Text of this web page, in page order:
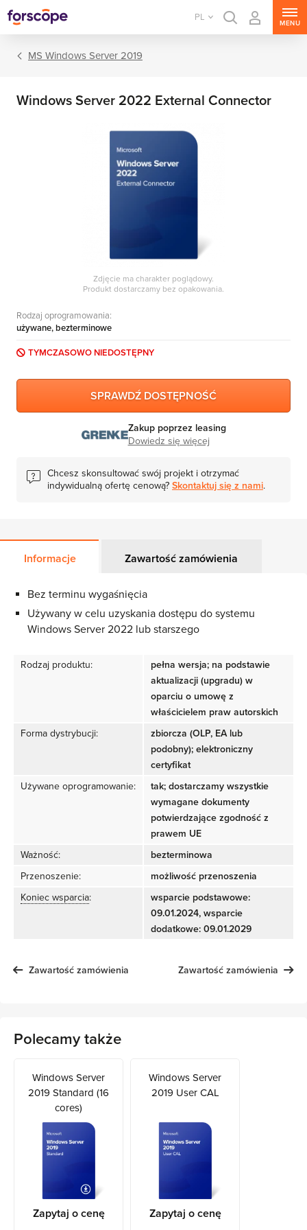
PL
MENU
MS Exchange Server
MS SharePoint Server
MS Skype for Business Server
MS Windows Server 2019
Windows Server 2022 External Connector
Zdjęcie ma charakter poglądowy.
Produkt dostarczamy bez opakowania.
Rodzaj oprogramowania:
używane, bezterminowe
TYMCZASOWO NIEDOSTĘPNY
SPRAWDŹ DOSTĘPNOŚĆ
Zakup poprzez leasing
Dowiedz się więcej
Chcesz skonsultować swój projekt i otrzymać
indywidualną ofertę cenową? Skontaktuj się z nami.
Informacje Zawartość zamówienia
Bez terminu wygaśnięcia
Używany w celu uzyskania dostępu do systemu
Windows Server 2022 lub starszego
Rodzaj produktu:
pełna wersja; na podstawie
aktualizacji (upgradu) w
oparciu o umowę z
właścicielem praw autorskich
Forma dystrybucji:
zbiorcza (OLP, EA lub
podobny); elektroniczny
certyfikat
Używane oprogramowanie:
tak; dostarczamy wszystkie
wymagane dokumenty
potwierdzające zgodność z
prawem UE
Ważność:
bezterminowa
Przenoszenie:
możliwość przenoszenia
Koniec wsparcia:
wsparcie podstawowe:
09.01.2024, wsparcie
dodatkowe: 09.01.2029
Zawartość zamówienia Zawartość zamówienia
Polecamy także
Windows Server
2019 Standard (16
cores)
Zapytaj o cenę
Windows Server
2019 User CAL
Zapytaj o cenę